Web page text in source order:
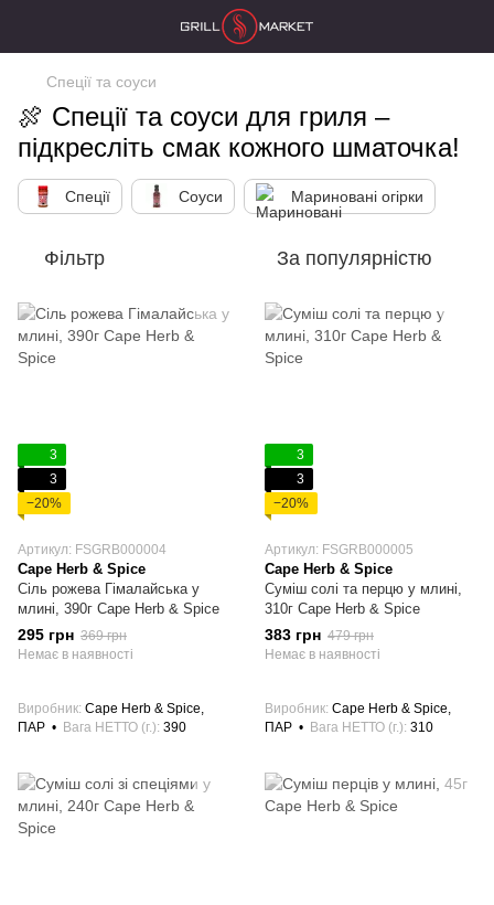
Спеції та соуси
🍖 Спеції та соуси для гриля –
підкресліть смак кожного шматочка!
Спеції Соуси Мариновані огірки
Фільтр За популярністю
3
3
−20%
Артикул: FSGRB000004
Cape Herb & Spice
Сіль рожева Гімалайська у
млині, 390г Cape Herb & Spice
295 грн 369 грн
Немає в наявності
Виробник Cape Herb & Spice,
ПАР
Вага НЕТТО (г.) 390
3
3
−20%
Артикул: FSGRB000005
Cape Herb & Spice
Суміш солі та перцю у млині,
310г Cape Herb & Spice
383 грн 479 грн
Немає в наявності
Виробник Cape Herb & Spice,
ПАР
Вага НЕТТО (г.) 310